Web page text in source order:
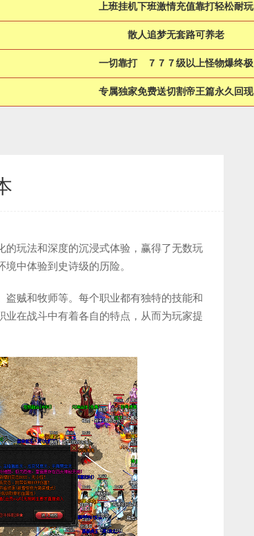
上班挂机下班激情充值靠打轻松耐玩
散人追梦无套路可养老
一切靠打 ７７７级以上怪物爆终
专属独家免费送切割帝王篇永久回现
玩法和深度的沉浸式体验，赢得了无数玩
中体验到史诗级的历险。
贼和牧师等。每个职业都有独特的技能和
在战斗中有着各自的特点，从而为玩家提